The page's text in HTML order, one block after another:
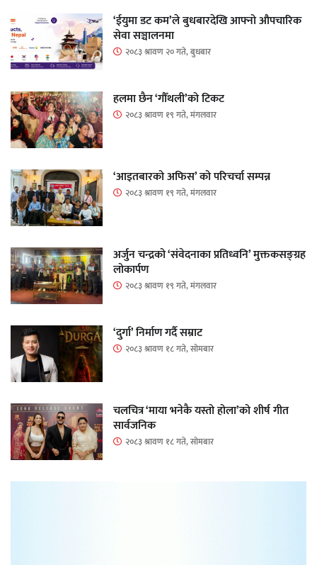
‘ईयुमा डट कम’ले बुधबारदेखि आफ्नो औपचारिक
सेवा सञ्चालनमा
२०८३ श्रावण २० गते, बुधबार
हलमा छैन ‘गौँथली’को टिकट
२०८३ श्रावण १९ गते, मंगलवार
‘आइतबारको अफिस’ को परिचर्चा सम्पन्न
२०८३ श्रावण १९ गते, मंगलवार
अर्जुन चन्द्रको ‘संवेदनाका प्रतिध्वनि’ मुक्तकसङ्ग्रह
लोकार्पण
२०८३ श्रावण १९ गते, मंगलवार
‘दुर्गा’ निर्माण गर्दै सम्राट
२०८३ श्रावण १८ गते, सोमबार
चलचित्र ‘माया भनेकै यस्तो होला’को शीर्ष गीत
सार्वजनिक
२०८३ श्रावण १८ गते, सोमबार